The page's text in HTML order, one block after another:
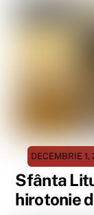
DECEMBRIE 1,
Sfânta
hirotonie